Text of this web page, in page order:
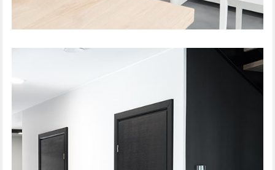
SISÄOVI STEADY 411